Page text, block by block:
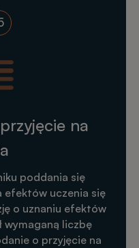
na
poddania się
uczenia się
o uznaniu efektów
wymaganą liczbę
o przyjęcie na